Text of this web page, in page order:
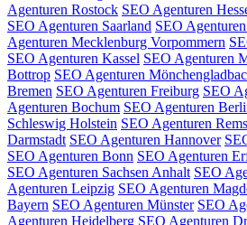
Agenturen Rostock SEO Agenturen
SEO Agenturen Saarland SEO
Agenturen Mecklenburg Vorpommern
SEO Agenturen Kassel SEO Agenturen
Bottrop SEO Agenturen
Bremen SEO Agenturen Freiburg SEO
Agenturen Bochum SEO Agenturen
Schleswig Holstein SEO Agenturen
Darmstadt SEO Agenturen Hannover
SEO Agenturen Bonn SEO Agenturen
SEO Agenturen Sachsen Anhalt SEO
Agenturen Leipzig SEO Agenturen
Bayern SEO Agenturen Münster SEO
Agenturen Heidelberg SEO Agenturen